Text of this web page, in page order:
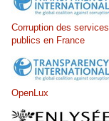
Corruption des services
publics en France
OpenLux